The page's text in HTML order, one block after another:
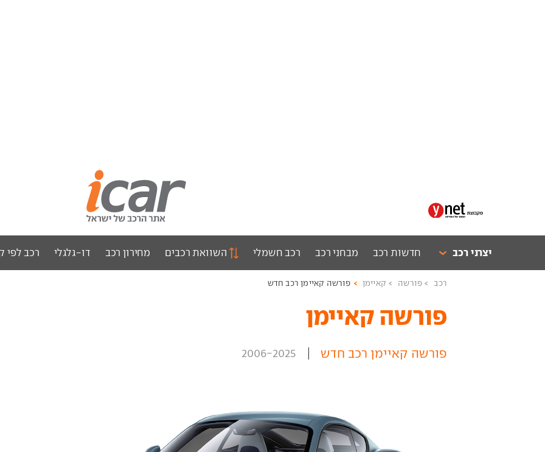
יצרני רכב חדשות רכב מבחני רכב רכב חשמלי השוואת רכבים מחירון רכב דו-גלגלי רכב לפי
רכב פורשה קאיימן פורשה קאיימן רכב חדש
פורשה קאיימן ‏
פורשה קאיימן רכב חדש 2006-2025